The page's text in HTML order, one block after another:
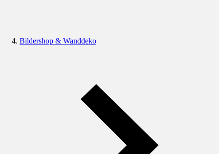
Bildershop & Wanddeko